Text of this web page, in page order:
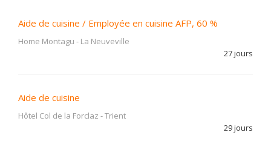
Aide de cuisine / Employée en cuisine AFP, 60 %
Home Montagu - La Neuveville
27 jours
Aide de cuisine
Hôtel Col de la Forclaz -Trient
29 jours